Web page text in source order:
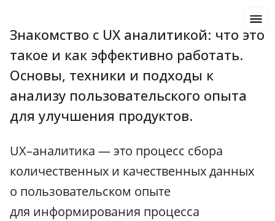
Знакомство с UX аналитикой: что это
такое и как эффективно работать.
Основы, техники и подходы к
анализу пользовательского опыта
для улучшения продуктов.
UX–аналитика — это процесс сбора
количественных и качественных данных
о пользовательском опыте
для информирования процесса